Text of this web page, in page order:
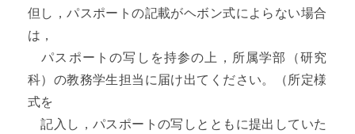
但し，パスポートの記載がヘボン式によらない場合
は，
パスポートの写しを持参の上，所属学部（研究
科）の教務学生担当に届け出てください。（所定様
式を
記入し，パスポートの写しとともに提出していた